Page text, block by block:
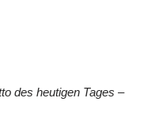
des heutigen Tages –